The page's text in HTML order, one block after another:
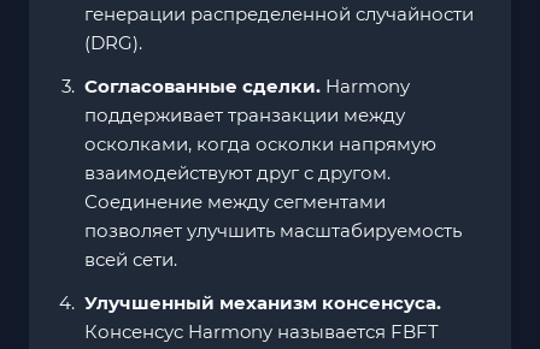
генерации распределенной случайности
(DRG).
Согласованные сделки. Harmony
поддерживает транзакции между
осколками, когда осколки напрямую
взаимодействуют друг с другом.
Соединение между сегментами
позволяет улучшить масштабируемость
всей сети.
Улучшенный механизм консенсуса.
Консенсус Harmony называется FBFT